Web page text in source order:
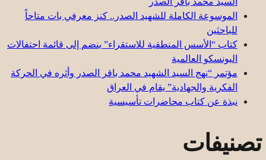
الموسوعة الكاملة للشهيد الصدر.. كنز معرفي بات متاحاً
للباحثين
كتاب “الأسس المنطقية للاستقراء” ينضم إلى قائمة احتفالات
اليونسكو العالمية
مؤتمر “نهج السيد الشهيد محمد باقر الصدر وأثره في الحركة
الفكرية والجهادية” يقام في العراق
نبذة عن كتاب محاضرات تأسيسية
تصنيفات